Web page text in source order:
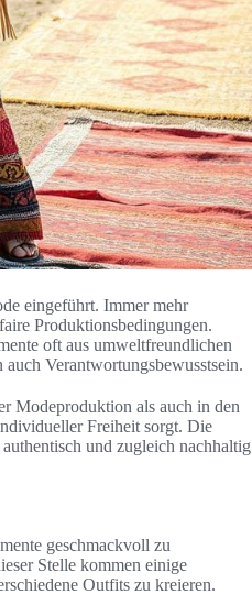
eingeführt. Immer mehr
Produktionsbedingungen.
oft aus umweltfreundlichen
Verantwortungsbewusstsein.
Modeproduktion als auch in den
Freiheit sorgt. Die
und zugleich nachhaltig
geschmackvoll zu
Stelle kommen einige
Outfits zu kreieren.